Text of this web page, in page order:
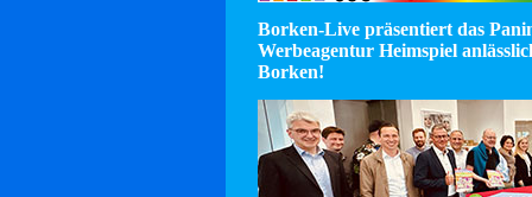
Borken-Live präsentiert das
Werbeagentur Heimspiel
Borken!